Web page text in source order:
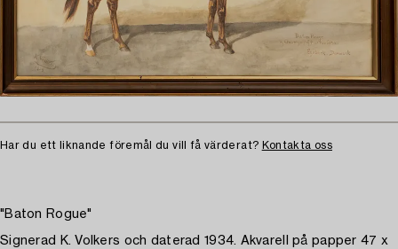
Har du ett liknande föremål du vill få värderat? Kontakta oss
"Baton Rogue"
Signerad K. Volkers och daterad 1934. Akvarell på papper 47 x